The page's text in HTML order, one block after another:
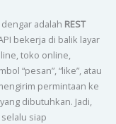
adalah REST
bekerja di balik layar
toko online,
“pesan”, “like”, atau
permintaan ke
dibutuhkan. Jadi,
siap